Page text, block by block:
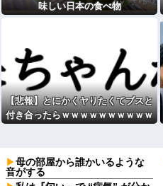
味しい日本の食べ物
【悲報】とにかくヤりたくてブスと
付き合ったらｗｗｗｗｗｗｗｗｗｗ
母の部屋から誰かいるような
音がする